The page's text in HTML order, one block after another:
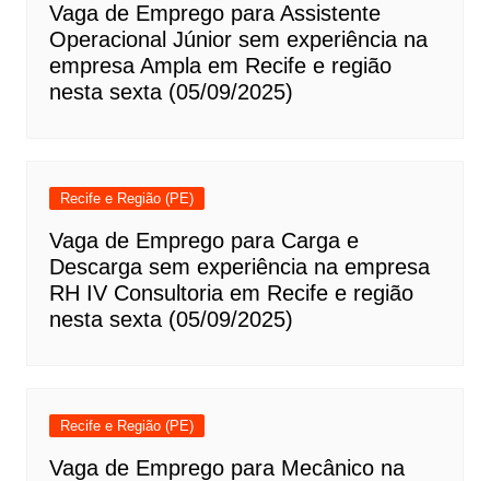
Vaga de Emprego para Assistente
Operacional Júnior sem experiência na
empresa Ampla em Recife e região
nesta sexta (05/09/2025)
Recife e Região (PE)
Vaga de Emprego para Carga e
Descarga sem experiência na empresa
RH IV Consultoria em Recife e região
nesta sexta (05/09/2025)
Recife e Região (PE)
Vaga de Emprego para Mecânico na